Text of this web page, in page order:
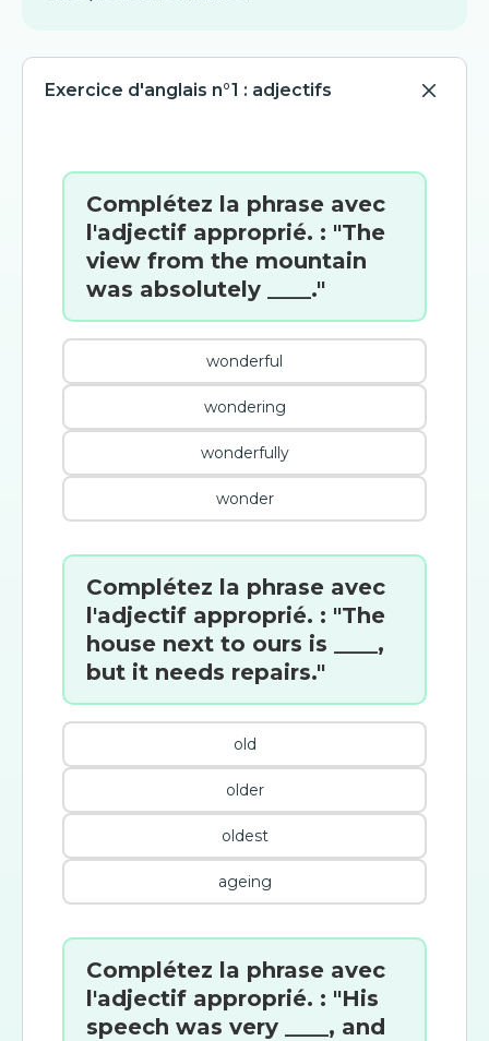
Exercice d'anglais n°1 : adjectifs
Complétez la phrase avec
l'adjectif approprié. : "The
view from the mountain
was absolutely ____."
wonderful
wondering
wonderfully
wonder
Complétez la phrase avec
l'adjectif approprié. : "The
house next to ours is ____,
but it needs repairs."
old
older
oldest
ageing
Complétez la phrase avec
l'adjectif approprié. : "His
speech was very ____, and